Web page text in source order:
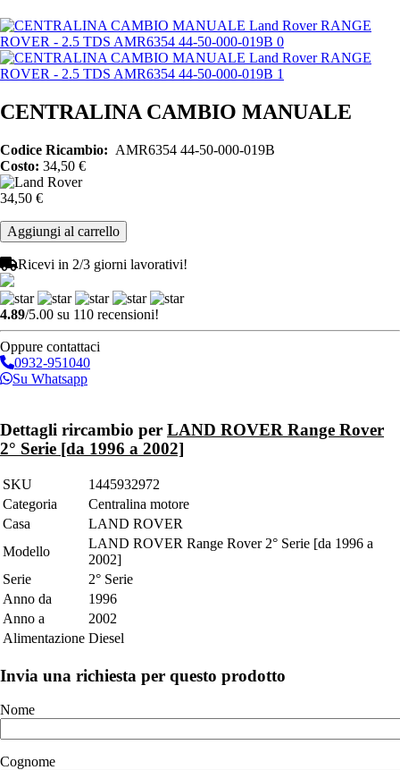
CENTRALINA CAMBIO MANUALE
Codice Ricambio
AMR6354 44-50-000-019B
Costo: 34,50 €
34,50 €
Ricevi in 2/3 giorni lavorativi!
4.89/5.00 su 110 recensioni!
Oppure contattaci
0932-951040
Su Whatsapp
Dettagli rircambio per LAND ROVER Range Rover
2° Serie [da 1996 a 2002]
SKU
1445932972
Categoria
Centralina motore
Casa
LAND ROVER
Modello
LAND ROVER Range Rover 2° Serie [da 1996 a
2002]
Serie
2° Serie
Anno da
1996
Anno a
2002
Alimentazione Diesel
Invia una richiesta per questo prodotto
Nome
Cognome